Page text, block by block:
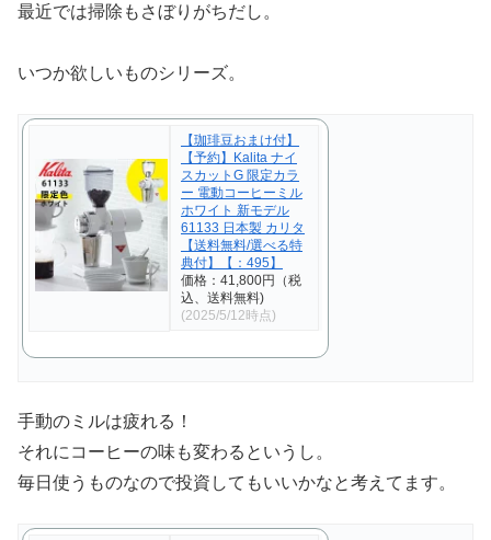
最近では掃除もさぼりがちだし。
いつか欲しいものシリーズ。
【珈琲豆おまけ付】
【予約】Kalita ナイ
スカットG 限定カラ
ー 電動コーヒーミル
ホワイト 新モデル
61133 日本製 カリタ
【送料無料/選べる特
典付】【：495】
価格：41,800円（税
込、送料無料)
(2025/5/12時点)
手動のミルは疲れる！
それにコーヒーの味も変わるというし。
毎日使うものなので投資してもいいかなと考えてます。